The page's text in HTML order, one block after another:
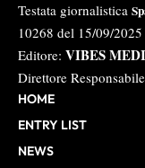
Testata giornalistica
10268 del 15/09/2025
Editore: VIBES
Direttore
HOME
ENTRY LIST
NEWS